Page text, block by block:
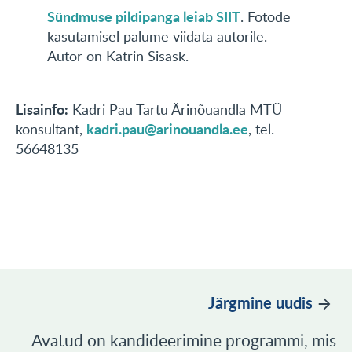
Sündmuse pildipanga leiab SIIT. Fotode
kasutamisel palume viidata autorile.
Autor on Katrin Sisask.
Lisainfo: Kadri Pau Tartu Ärinõuandla MTÜ
konsultant, kadri.pau@arinouandla.ee, tel.
56648135
Järgmine uudis
Avatud on kandideerimine programmi, mis